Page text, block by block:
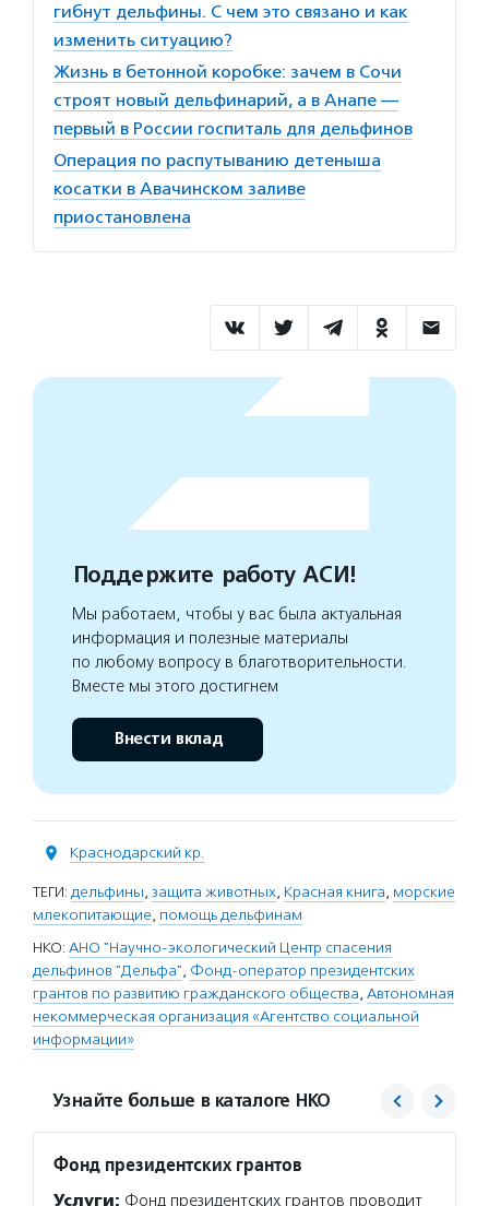
гибнут дельфины. С чем это связано и как
изменить ситуацию?
Жизнь в бетонной коробке: зачем в Сочи
строят новый дельфинарий, а в Анапе —
первый в России госпиталь для дельфинов
Операция по распутыванию детеныша
косатки в Авачинском заливе
приостановлена
Поддержите работу АСИ!
Мы работаем, чтобы у вас была актуальная
информация и полезные материалы
по любому вопросу в благотворительности.
Вместе мы этого достигнем
Внести вклад
Краснодарский кр.
ТЕГИ: дельфины, защита животных, Красная книга, морские
млекопитающие, помощь дельфинам
НКО: АНО "Научно-экологический Центр спасения
дельфинов "Дельфа", Фонд-оператор президентских
грантов по развитию гражданского общества, Автономная
некоммерческая организация «Агентство социальной
информации»
Узнайте больше в каталоге НКО
Фонд президентских грантов
Услуги: Фонд президентских грантов проводит